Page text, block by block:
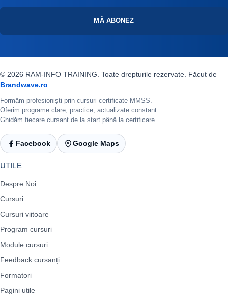
MĂ ABONEZ
© 2026 RAM-INFO TRAINING. Toate drepturile rezervate. Făcut de
Brandwave.ro
Formăm profesioniști prin cursuri certificate MMSS.
Oferim programe clare, practice, actualizate constant.
Ghidăm fiecare cursant de la start până la certificare.
Facebook Google Maps
UTILE
Despre Noi
Cursuri
Cursuri viitoare
Program cursuri
Module cursuri
Feedback cursanți
Formatori
Pagini utile